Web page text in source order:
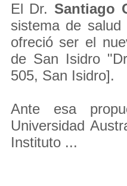
El Dr. Santiago
sistema de
ofreció ser el
de San Isidro
505, San Isidro].
Ante esa
Universidad
Instituto ...